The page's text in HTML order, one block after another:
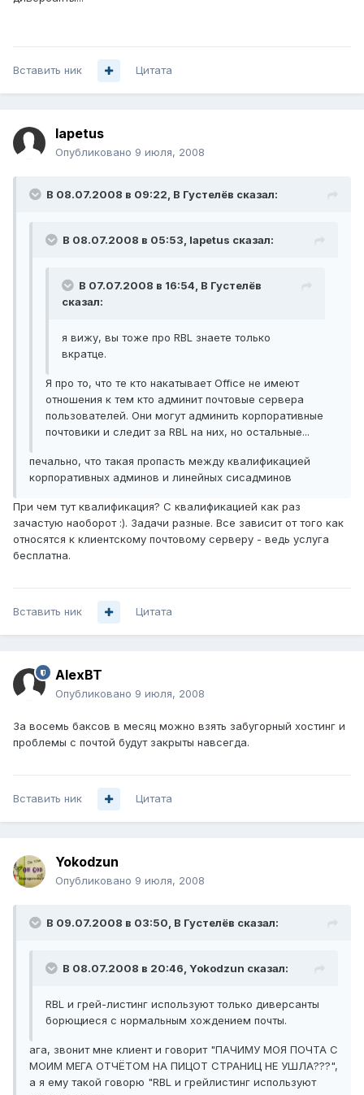
Вставить ник Цитата
Iapetus
Опубликовано 9 июля, 2008
В 08.07.2008 в 09:22, В Густелёв сказал:
В 08.07.2008 в 05:53, Iapetus сказал:
В 07.07.2008 в 16:54, В Густелёв
сказал:
я вижу, вы тоже про RBL знаете только
вкратце.
Я про то, что те кто накатывает Office не имеют
отношения к тем кто админит почтовые сервера
пользователей. Они могут админить корпоративные
почтовики и следит за RBL на них, но остальные...
печально, что такая пропасть между квалификацией
корпоративных админов и линейных сисадминов
При чем тут квалификация? С квалификацией как раз
зачастую наоборот :). Задачи разные. Все зависит от того как
относятся к клиентскому почтовому серверу - ведь услуга
бесплатна.
Вставить ник Цитата
AlexBT
Опубликовано 9 июля, 2008
За восемь баксов в месяц можно взять забугорный хостинг и
проблемы с почтой будут закрыты навсегда.
Вставить ник Цитата
Yokodzun
Опубликовано 9 июля, 2008
В 09.07.2008 в 03:50, В Густелёв сказал:
В 08.07.2008 в 20:46, Yokodzun сказал:
RBL и грей-листинг используют только диверсанты
борющиеся с нормальным хождением почты.
ага, звонит мне клиент и говорит "ПАЧИМУ МОЯ ПОЧТА С
МОИМ МЕГА ОТЧЁТОМ НА ПИЦОТ СТРАНИЦ НЕ УШЛА???",
а я ему такой говорю "RBL и грейлистинг используют